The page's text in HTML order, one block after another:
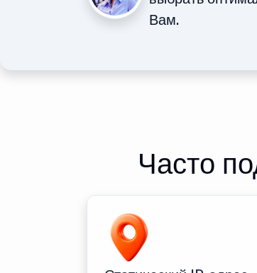
Вам.
Часто